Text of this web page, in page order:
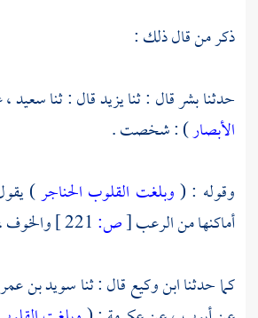
ذكر من قال ذلك :
حدثنابشرقال : ثنايزيدقال : ثناسعيد ،
الأبصار) : شخصت .
وقوله : (وبلغت القلوب الحناجر)
أماكنها من الرعب[ص:
والخوف
كما حدثناابن وكيعقال : ثناسويد بن